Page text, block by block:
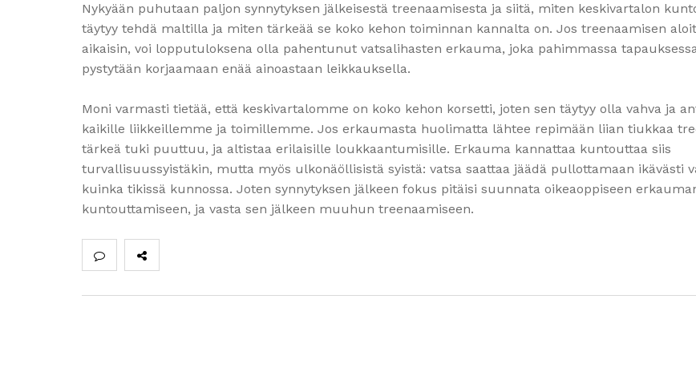
Nykyään puhutaan paljon synnytyksen jälkeisestä treenaamisesta ja siitä, miten keskivartalon
täytyy tehdä maltilla ja miten tärkeää se koko kehon toiminnan kannalta on. Jos treenaamisen
aikaisin, voi lopputuloksena olla pahentunut vatsalihasten erkauma, joka pahimmassa
pystytään korjaamaan enää ainoastaan leikkauksella.
Moni varmasti tietää, että keskivartalomme on koko kehon korsetti, joten sen täytyy olla vahva ja
kaikille liikkeillemme ja toimillemme. Jos erkaumasta huolimatta lähtee repimään liian tiukkaa
tärkeä tuki puuttuu, ja altistaa erilaisille loukkaantumisille. Erkauma kannattaa kuntouttaa siis
turvallisuussyistäkin, mutta myös ulkonäöllisistä syistä: vatsa saattaa jäädä pullottamaan ikävästi
kuinka tikissä kunnossa. Joten synnytyksen jälkeen fokus pitäisi suunnata oikeaoppiseen
kuntouttamiseen, ja vasta sen jälkeen muuhun treenaamiseen.